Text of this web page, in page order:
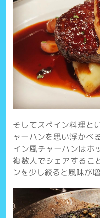
そしてスペイン料理と
ャーハンを思い浮かべ
イン風チャーハンはホ
複数人でシェアするこ
ンを少し絞ると風味が